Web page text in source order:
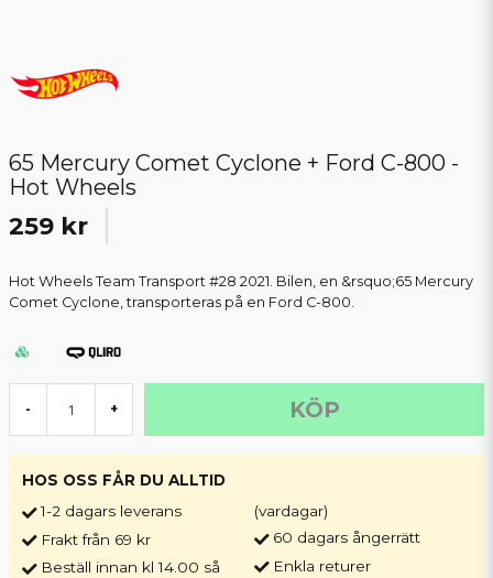
65 Mercury Comet Cyclone + Ford C-800 -
Hot Wheels
259 kr
Hot Wheels Team Transport #28 2021. Bilen, en &rsquo;65 Mercury
Comet Cyclone, transporteras på en Ford C-800.
- + KÖP
HOS OSS FÅR DU ALLTID
1-2 dagars leverans
Frakt från 69 kr
Beställ innan kl 14.00 så
(vardagar)
60 dagars ångerrätt
Enkla returer